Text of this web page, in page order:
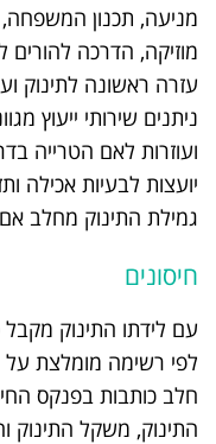
מניעה, תכנון המשפחה,
מוזיקה, הדרכה להורים
עזרה ראשונה לתינוק
ניתנים שירותי ייעוץ
ועוזרות לאם הטרייה
יועצות לבעיות אכילה
גמילת התינוק מחלב
חיסונים
עם לידתו התינוק מקבל
לפי רשימה מומלצת על
חלב כותבות בפנקס
התינוק, משקל התינוק